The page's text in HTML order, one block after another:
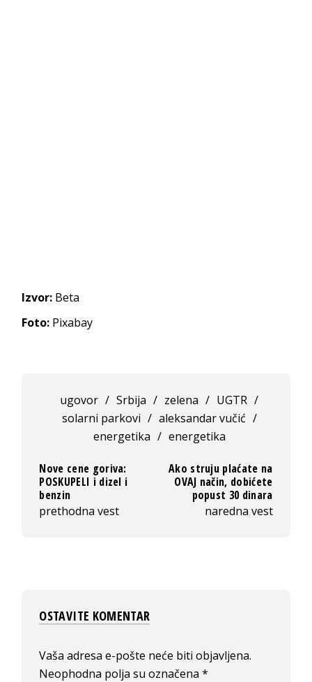
Izvor: Beta
Foto: Pixabay
ugovor / Srbija / zelena / UGTR /
solarni parkovi / aleksandar vučić /
energetika / energetika
Nove cene goriva:
POSKUPELI i dizel i
benzin
prethodna vest
Ako struju plaćate na
OVAJ način, dobićete
popust 30 dinara
naredna vest
OSTAVITE KOMENTAR
Vaša adresa e-pošte neće biti objavljena.
Neophodna polja su označena*